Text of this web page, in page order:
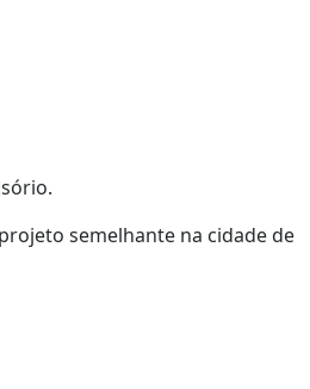
semelhante na cidade de